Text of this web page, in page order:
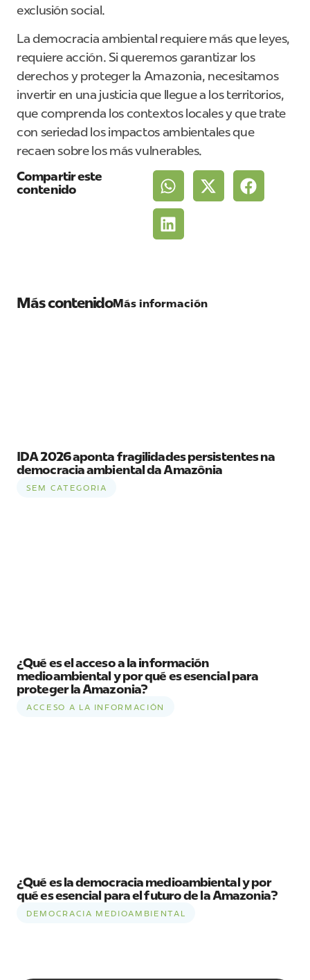
exclusión social.
La democracia ambiental requiere más que leyes,
requiere acción. Si queremos garantizar los
derechos y proteger la Amazonia, necesitamos
invertir en una justicia que llegue a los territorios,
que comprenda los contextos locales y que trate
con seriedad los impactos ambientales que
recaen sobre los más vulnerables.
Compartir este
contenido
Más contenidoMás información
IDA 2026 aponta fragilidades persistentes na
democracia ambiental da Amazônia
SEM CATEGORIA
¿Qué es el acceso a la información
medioambiental y por qué es esencial para
proteger la Amazonia?
ACCESO A LA INFORMACIÓN
¿Qué es la democracia medioambiental y por
qué es esencial para el futuro de la Amazonia?
DEMOCRACIA MEDIOAMBIENTAL